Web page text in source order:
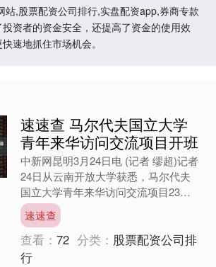
站,股票配资公司排行,实盘配资app,券商专款
资者的资金安全，还提高了资金的使用效
速地抓住市场机会。
速速查 马尔代夫国立大学
青年来华访问交流项目开班
中新网昆明3月24日电 (记者 缪超)记者
24日从云南开放大学获悉，马尔代夫
国立大学青年来华访问交流项目23日
在云南开放大学举行开班仪式。 图为
项目开班仪式。云....
速速查
查看：72 分类： 股票配资公司排
行